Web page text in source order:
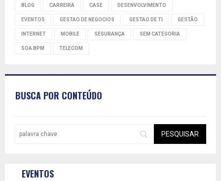
BLOG CARREIRA CASE DESENVOLVIMENTO
EVENTOS GESTAO DE NEGOCIOS GESTAO DE TI GESTÃO
INTERNET MOBILE SEGURANÇA SEM CATEGORIA
SOA BPM TELECOM
BUSCA POR CONTEÚDO
EVENTOS